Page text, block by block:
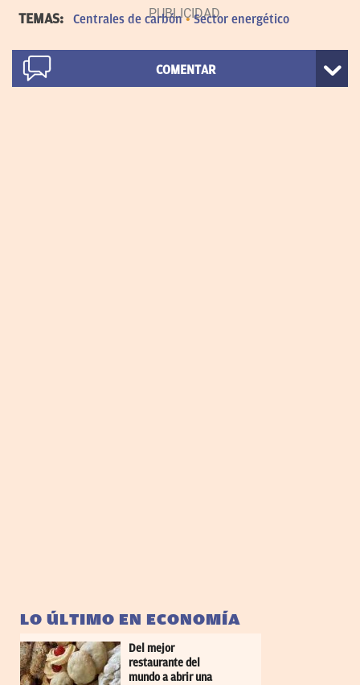
TEMAS: Centrales de carbón Sector energético
COMENTAR
LO ÚLTIMO EN ECONOMÍA
Del mejor
restaurante del
mundo a abrir una